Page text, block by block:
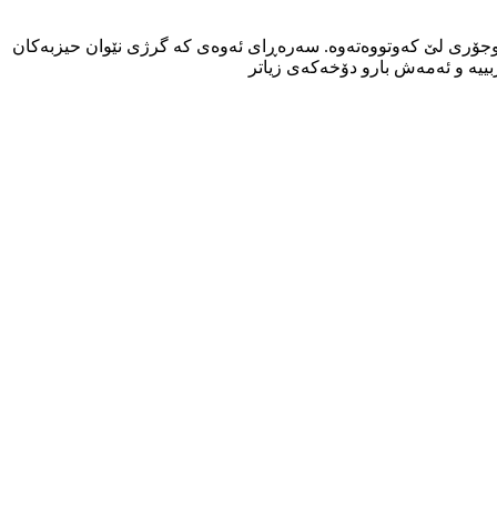
لێ کەوتووەتەوە. سەرەڕای ئەوەی کە گرژی نێوان حیزبەکان
و ئەمەش بارو دۆخەکەی زیاتر